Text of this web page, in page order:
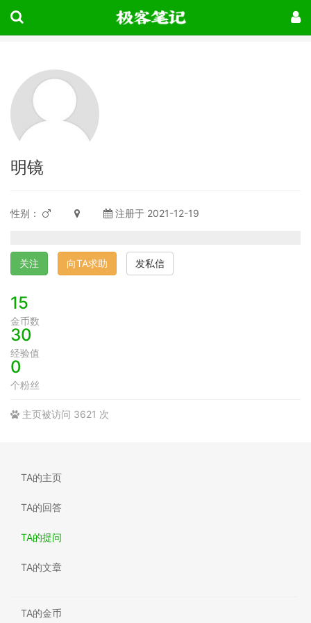
明镜
性别： 注册于 2021-12-19
关注 向TA求助 发私信
15
金币数
30
经验值
0
个粉丝
主页被访问 3621 次
TA的主页
TA的回答
TA的提问
TA的文章
TA的金币